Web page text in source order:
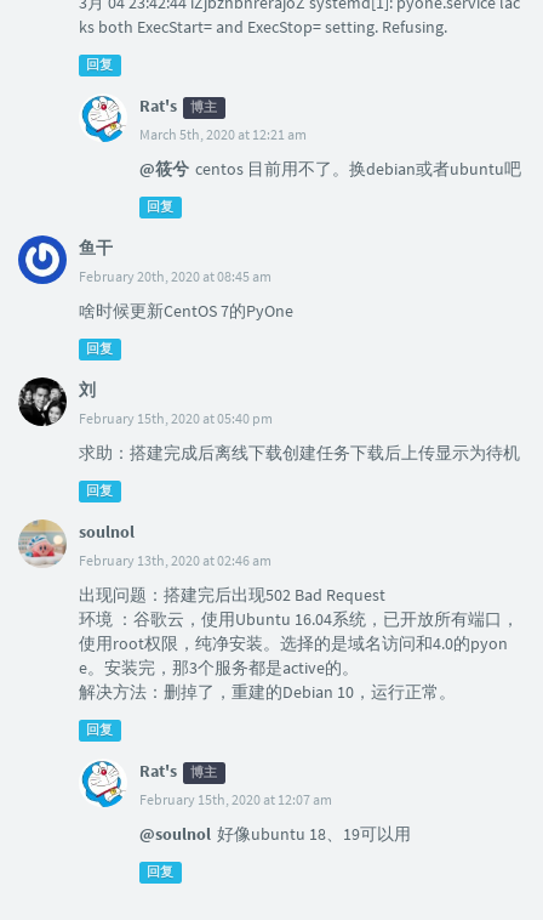
ks both ExecStart= and ExecStop= setting. Refusing.
回复
Rat's 博主
March 5th, 2020 at 12:21 am
@筱兮 centos 目前用不了。换debian或者ubuntu吧
回复
鱼干
February 20th, 2020 at 08:45 am
啥时候更新CentOS 7的PyOne
回复
刘
February 15th, 2020 at 05:40 pm
求助：搭建完成后离线下载创建任务下载后上传显示为待机
回复
soulnol
February 13th, 2020 at 02:46 am
出现问题：搭建完后出现502 Bad Request
环境 ：谷歌云，使用Ubuntu 16.04系统，已开放所有端口，
使用root权限，纯净安装。选择的是域名访问和4.0的pyon
e。安装完，那3个服务都是active的。
解决方法：删掉了，重建的Debian 10，运行正常。
回复
Rat's 博主
February 15th, 2020 at 12:07 am
@soulnol 好像ubuntu 18、19可以用
回复